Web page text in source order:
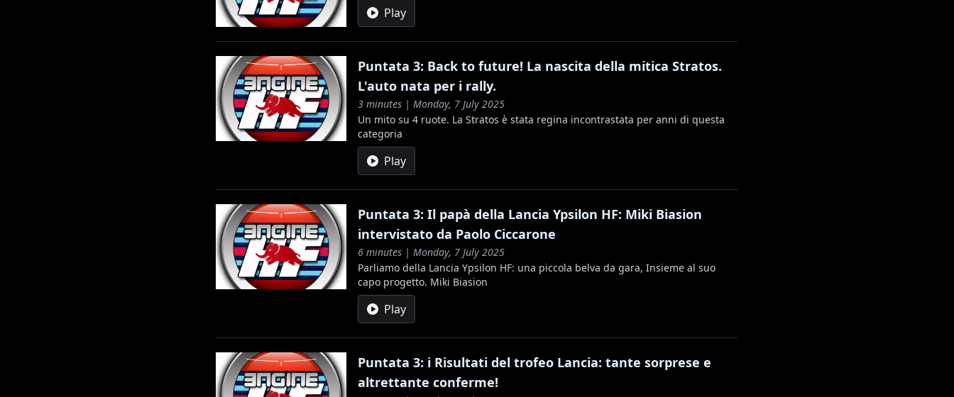
Play
Puntata 3: Back to future! La nascita della mitica Stratos.
L'auto nata per i rally.
3 minutes | Monday, 7 July 2025
Un mito su 4 ruote. La Stratos è stata regina incontrastata per anni di questa
categoria
Play
Puntata 3: Il papà della Lancia Ypsilon HF: Miki Biasion
intervistato da Paolo Ciccarone
6 minutes | Monday, 7 July 2025
Parliamo della Lancia Ypsilon HF: una piccola belva da gara, Insieme al suo
capo progetto. Miki Biasion
Play
Puntata 3: i Risultati del trofeo Lancia: tante sorprese e
altrettante conferme!